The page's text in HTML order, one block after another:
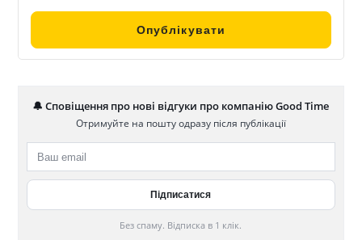
🔔 Сповіщення про нові відгуки про компанію Good Time
Отримуйте на пошту одразу після публікації
Без спаму. Відписка в 1 клік.